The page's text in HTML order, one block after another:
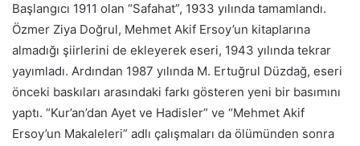
Başlangıcı 1911 olan “Safahat”, 1933 yılında tamamlandı.
Özmer Ziya Doğrul, Mehmet Akif Ersoy’un kitaplarına
almadığı şiirlerini de ekleyerek eseri, 1943 yılında tekrar
yayımladı. Ardından 1987 yılında M. Ertuğrul Düzdağ, eseri
önceki baskıları arasındaki farkı gösteren yeni bir basımını
yaptı. “Kur’an’dan Ayet ve Hadisler” ve “Mehmet Akif
Ersoy’un Makaleleri” adlı çalışmaları da ölümünden sonra